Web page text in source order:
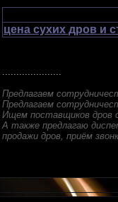
цена сухих дров и
.....................
Предлагаем
Предлагаем
Ищем поставщиков дров
А также предлагаю
продажи дров, приём